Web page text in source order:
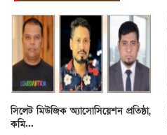
সিলেট মিউজিক অ্যাসোসিয়েশন প্রতিষ্ঠা,
কমি...